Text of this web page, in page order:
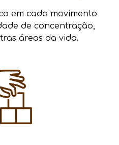
em cada movimento
de concentração,
áreas da vida.